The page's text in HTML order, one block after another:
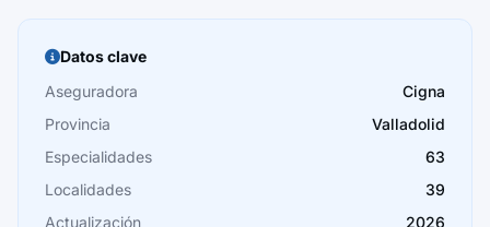
Burgos
Cáceres
Cádiz
Cantabria
Castellón
Datos clave
Aseguradora
Cigna
Provincia
Valladolid
Especialidades
63
Localidades
39
Actualización
2026